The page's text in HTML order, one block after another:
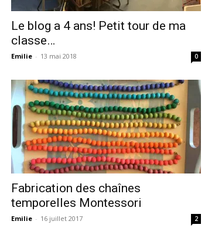
Le blog a 4 ans! Petit tour de ma
classe…
Emilie - 13 mai 2018 0
Fabrication des chaînes
temporelles Montessori
Emilie - 16 juillet 2017 2